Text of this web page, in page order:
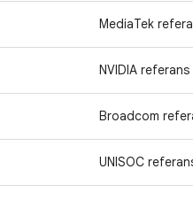
MediaTek
NVIDIA referans
Broadcom
UNISOC